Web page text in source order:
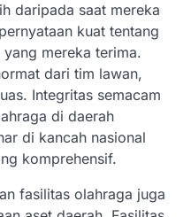
daripada saat mereka
kuat tentang
mereka terima.
dari tim lawan,
Integritas semacam
di daerah
di kancah nasional
komprehensif.
fasilitas olahraga juga